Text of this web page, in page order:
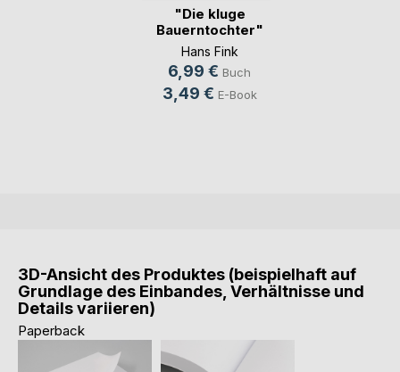
"Die kluge
Bauerntochter"
Hans Fink
6,99 € Buch
3,49 € E-Book
3D-Ansicht des Produktes (beispielhaft auf
Grundlage des Einbandes, Verhältnisse und
Details variieren)
Paperback